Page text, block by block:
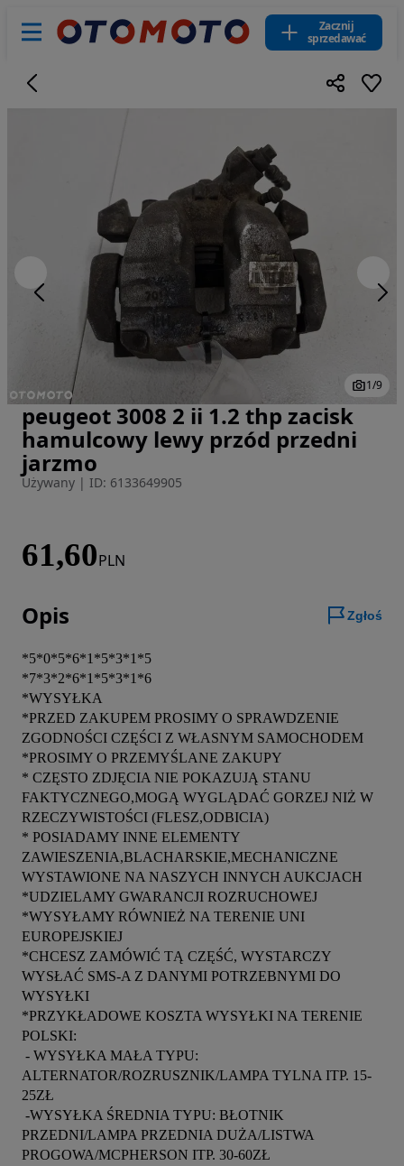
Zacznij
sprzedawać
Zdjęcie 1 z 9
1/9
peugeot 3008 2 ii 1.2 thp zacisk
hamulcowy lewy przód przedni
jarzmo
Używany | ID: 6133649905
61,60PLN
Opis Zgłoś
*5*0*5*6*1*5*3*1*5
*7*3*2*6*1*5*3*1*6
*WYSYŁKA
*PRZED ZAKUPEM PROSIMY O SPRAWDZENIE
ZGODNOŚCI CZĘŚCI Z WŁASNYM SAMOCHODEM
*PROSIMY O PRZEMYŚLANE ZAKUPY
* CZĘSTO ZDJĘCIA NIE POKAZUJĄ STANU
FAKTYCZNEGO,MOGĄ WYGLĄDAĆ GORZEJ NIŻ W
RZECZYWISTOŚCI (FLESZ,ODBICIA)
* POSIADAMY INNE ELEMENTY
ZAWIESZENIA,BLACHARSKIE,MECHANICZNE
WYSTAWIONE NA NASZYCH INNYCH AUKCJACH
*UDZIELAMY GWARANCJI ROZRUCHOWEJ
*WYSYŁAMY RÓWNIEŻ NA TERENIE UNI
EUROPEJSKIEJ
*CHCESZ ZAMÓWIĆ TĄ CZĘŚĆ, WYSTARCZY
WYSŁAĆ SMS-A Z DANYMI POTRZEBNYMI DO
WYSYŁKI
*PRZYKŁADOWE KOSZTA WYSYŁKI NA TERENIE
POLSKI:
ALTERNATOR/ROZRUSZNIK/LAMPA TYLNA ITP. 15-
25ZŁ
PRZEDNI/LAMPA PRZEDNIA DUŻA/LISTWA
PROGOWA/MCPHERSON ITP. 30-60ZŁ